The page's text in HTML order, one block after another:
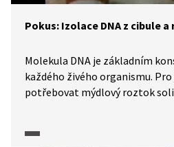
Pokus: Izolace DNA z cibule
Molekula DNA je základním
každého živého organismu.
potřebovat mýdlový roztok
zfiltrujeme. Abychom DNA